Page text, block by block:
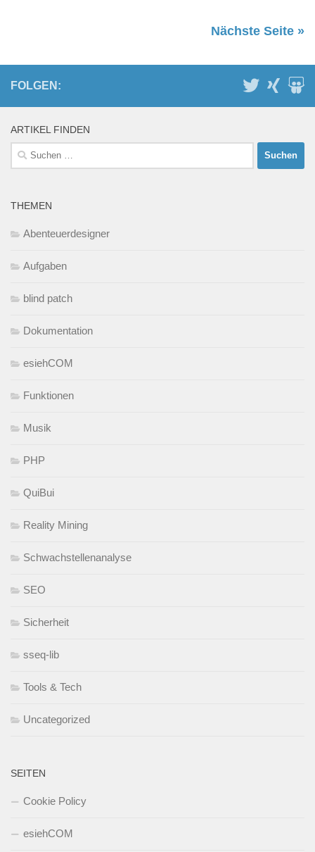
Nächste Seite »
FOLGEN:
ARTIKEL FINDEN
Suchen
nach:
THEMEN
Abenteuerdesigner
Aufgaben
blind patch
Dokumentation
esiehCOM
Funktionen
Musik
PHP
QuiBui
Reality Mining
Schwachstellenanalyse
SEO
Sicherheit
sseq-lib
Tools & Tech
Uncategorized
SEITEN
Cookie Policy
esiehCOM